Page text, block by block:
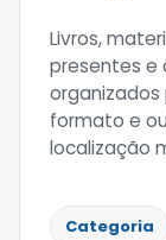
Livros,
presentes e
formato e
localização
Categoria